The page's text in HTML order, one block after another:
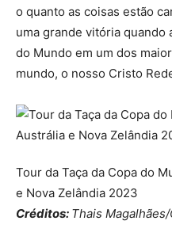
o quanto as coisas estão
uma grande vitória quando
do Mundo em um dos
mundo, o nosso Cristo
Tour da Taça da Copa do
e Nova Zelândia 2023
Créditos: Thais Magalhães/